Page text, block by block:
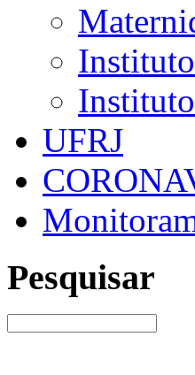
UFRJ
Pesquisar